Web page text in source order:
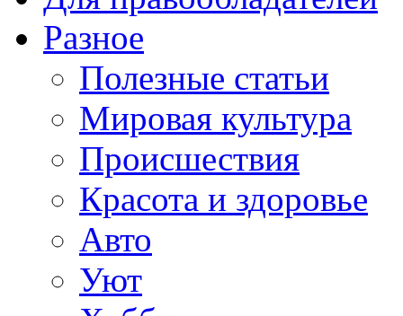
Разное
Полезные статьи
Мировая культура
Происшествия
Красота и здоровье
Авто
Уют